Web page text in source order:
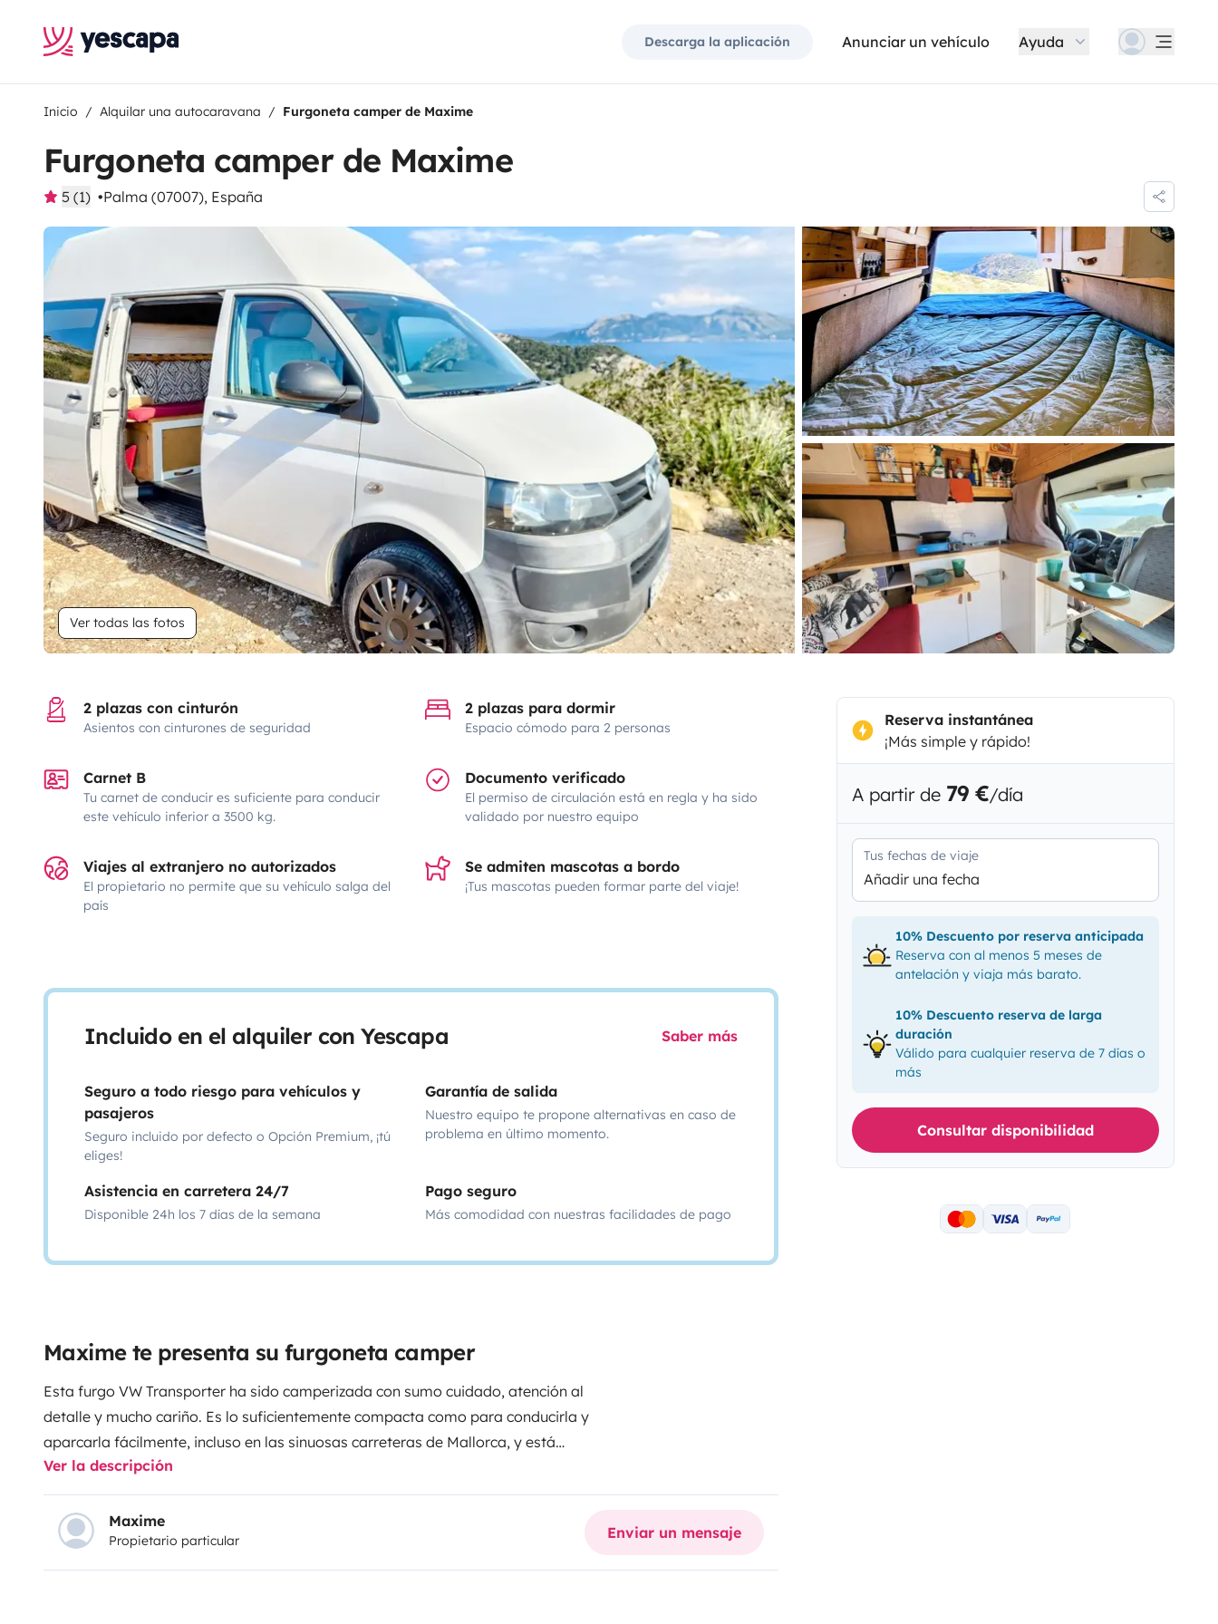
Descarga la aplicación Anunciar un vehículo Ayuda
Inicio Alquilar una autocaravana Furgoneta camper de Maxime
Furgoneta camper de Maxime
5 (1) Palma (07007), España
Ver todas las fotos
2 plazas con cinturón
Asientos con cinturones de seguridad
2 plazas para dormir
Espacio cómodo para 2 personas
Carnet B
Tu carnet de conducir es suficiente para conducir
este vehículo inferior a 3500 kg.
Documento verificado
El permiso de circulación está en regla y ha sido
validado por nuestro equipo
Viajes al extranjero no autorizados
El propietario no permite que su vehículo salga del
país
Se admiten mascotas a bordo
¡Tus mascotas pueden formar parte del viaje!
Incluido en el alquiler con Yescapa Saber más
Seguro a todo riesgo para vehículos y
pasajeros
Seguro incluido por defecto o Opción Premium, ¡tú
eliges!
Garantía de salida
Nuestro equipo te propone alternativas en caso de
problema en último momento.
Asistencia en carretera 24/7
Disponible 24h los 7 días de la semana
Pago seguro
Más comodidad con nuestras facilidades de pago
Maxime te presenta su furgoneta camper
Esta furgo VW Transporter ha sido camperizada con sumo cuidado, atención al
detalle y mucho cariño. Es lo suficientemente compacta como para conducirla y
aparcarla fácilmente, incluso en las sinuosas carreteras de Mallorca, y está
totalmente equipada para que cualquier rincón de la isla se pueda convertir en un
lugar cómodo donde pasar la noche.
Cuenta con un colchón de verdad y un amplio espacio de almacenamiento siempre
disponible. No tendrás que montar una cama hecha de cojines cada noche ni buscar
Ver la descripción
Maxime
Propietario particular Enviar un mensaje
Reserva instantánea
¡Más simple y rápido!
A partir de 79 €/día
Tus fechas de viaje
Añadir una fecha
10% Descuento por reserva anticipada
Reserva con al menos 5 meses de
antelación y viaja más barato.
10% Descuento reserva de larga
duración
Válido para cualquier reserva de 7 días o
más
Consultar disponibilidad